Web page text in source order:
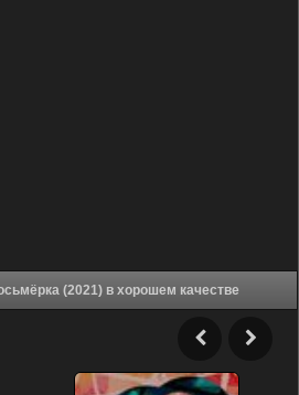
Аниме Пропавшая восьмёрка (2021) в хорошем качестве